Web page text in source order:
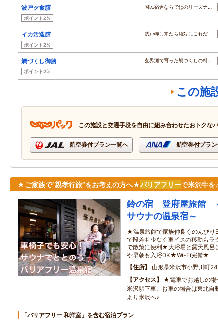
波戸夕食膳
ポイント2%
国民宿舎ならではのリーズナ…
イカ活造膳
ポイント2%
波戸岬に来たら絶対にこれだ…
鯛づくし御膳
ポイント2%
玄界灘で育った鯛づくしの料…
この施
この施設と交通手段を自由に組み合わせたおトクな
航空券付プラン一覧へ 航空券付プラ
★ご家族で”親孝行旅”をお考えの方へ★バリアフリーで米沢牛を♪
鈴の宿 登府屋旅館
サウナの温泉宿～
★温泉旅館で家族仲良くのんびり
で段差も少なく車イスの移動もラ
で散策に便利★大浴場と露天風呂
や早朝も入浴OK★Wi-Fi完備★
住所
山形県米沢市小野川町
アクセス
★電車でお越しの場
米沢駅下車、お車の場合は東北自
より米沢へ♪
「バリアフリー 和洋室」を含む宿泊プラン